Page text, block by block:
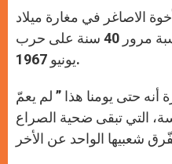
الاصاغر في مغارة ميلاد
الرب يسوع ببيت لحم، بمناسبة مرور 40 سنة على حرب
يونيو 1967.
أنه حتى يومنا هذا ” لم يعمّ
التي تبقى ضحية الصراع